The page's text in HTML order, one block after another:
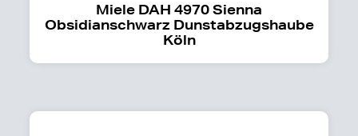
Miele DAH 4970 Sienna
Obsidianschwarz Dunstabzugshaube
Köln